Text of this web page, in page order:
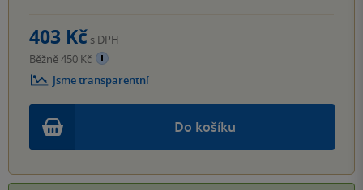
Do košíku
403 Kč s DPH
Běžně 450 Kč
Jsme transparentní